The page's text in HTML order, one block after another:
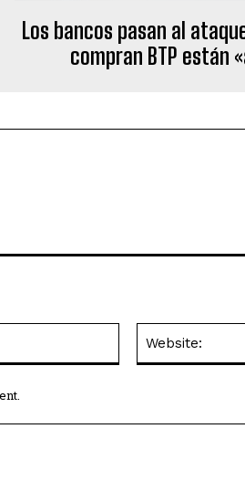
Los bancos pasan al
compran BTP están